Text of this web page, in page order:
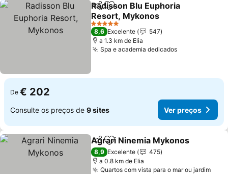
PartilharAdicionar aos favoritos
Radisson Blu Euphoria
Resort, Mykonos
5 Estrelas
8,6 Excelente
547
a 1.3 km de Elia
Spa e academia dedicados
De € 202
Consulte os preços de 9 sites Ver preços
PartilharAdicionar aos favoritos
Agrari Ninemia Mykonos
8,9 Excelente
475
a 0.8 km de Elia
Quartos com vista para o mar ou jardim